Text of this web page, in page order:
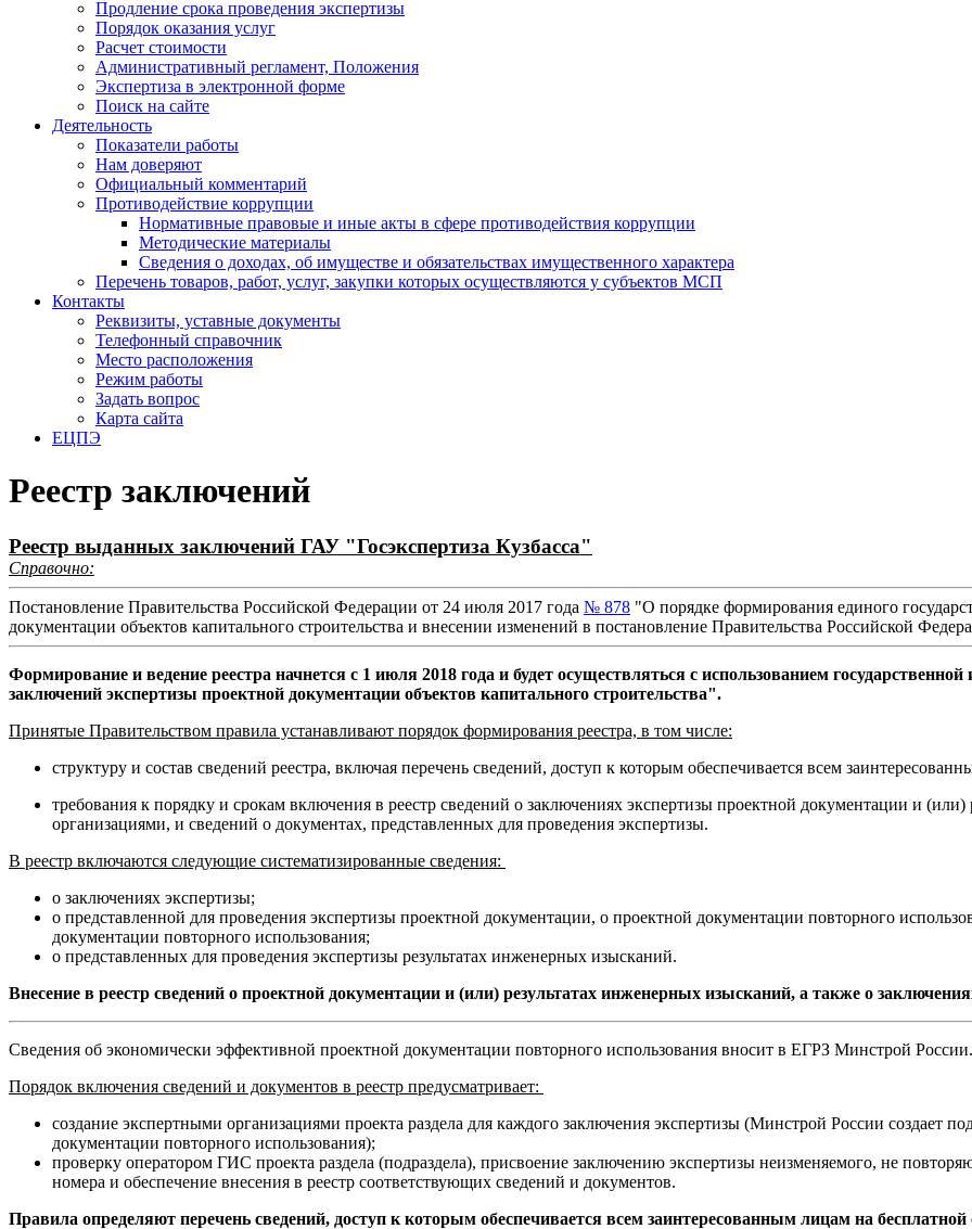
Продление срока проведения экспертизы
Порядок оказания услуг
Расчет стоимости
Административный регламент, Положения
Экспертиза в электронной форме
Поиск на сайте
Деятельность
Показатели работы
Нам доверяют
Официальный комментарий
Противодействие коррупции
Нормативные правовые и иные акты в сфере противодействия коррупции
Методические материалы
Сведения о доходах, об имуществе и обязательствах имущественного характера
Перечень товаров, работ, услуг, закупки которых осуществляются у субъектов МСП
Контакты
Реквизиты, уставные документы
Телефонный справочник
Место расположения
Режим работы
Задать вопрос
Карта сайта
ЕЦПЭ
Реестр заключений
Реестр выданных заключений ГАУ "Госэкспертиза Кузбасса"
Справочно:
Постановление Правительства Российской Федерации от 24 июля 2017 года № 878 "О порядке формирования единого
документации объектов капитального строительства и внесении изменений в постановление Правительства Российской
Формирование и ведение реестра начнется с 1 июля 2018 года и будет осуществляться с использованием
заключений экспертизы проектной документации объектов капитального строительства".
Принятые Правительством правила устанавливают порядок формирования реестра, в том числе:
структуру и состав сведений реестра, включая перечень сведений, доступ к которым обеспечивается всем
требования к порядку и срокам включения в реестр сведений о заключениях экспертизы проектной документации и
организациями, и сведений о документах, представленных для проведения экспертизы.
В реестр включаются следующие систематизированные сведения:
о заключениях экспертизы;
о представленной для проведения экспертизы проектной документации, о проектной документации повторного
документации повторного использования;
о представленных для проведения экспертизы результатах инженерных изысканий.
Внесение в реестр сведений о проектной документации и (или) результатах инженерных изысканий, а также о
Сведения об экономически эффективной проектной документации повторного использования вносит в ЕГРЗ Минстрой России.
Порядок включения сведений и документов в реестр предусматривает:
создание экспертными организациями проекта раздела для каждого заключения экспертизы (Минстрой России создает
документации повторного использования);
проверку оператором ГИС проекта раздела (подраздела), присвоение заключению экспертизы неизменяемого, не
номера и обеспечение внесения в реестр соответствующих сведений и документов.
Правила определяют перечень сведений, доступ к которым обеспечивается всем заинтересованным лицам на бесплатной